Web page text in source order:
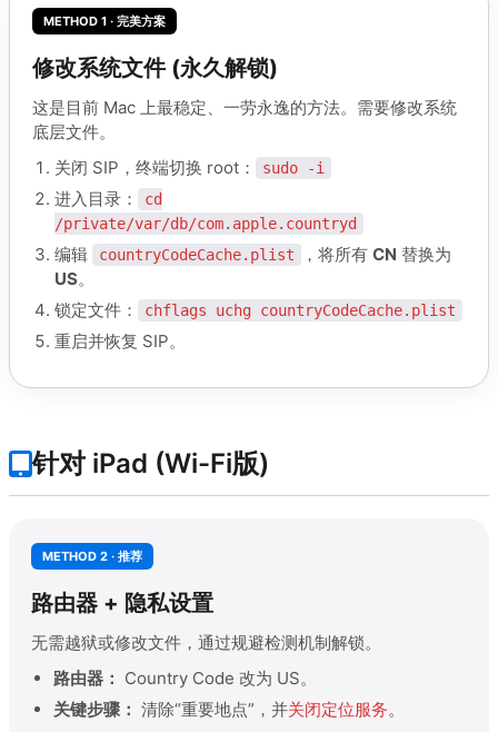
METHOD 1 · 完美方案
修改系统文件 (永久解锁)
这是目前 Mac 上最稳定、一劳永逸的方法。需要修改系统
底层文件。
关闭 SIP，终端切换 root：
sudo -i
进入目录：
cd
/private/var/db/com.apple.countryd
编辑 countryCodeCache.plist ，将所有 CN 替换为
US。
锁定文件：
chflags uchg countryCodeCache.plist
重启并恢复 SIP。
针对 iPad (Wi-Fi版)
METHOD 2 · 推荐
路由器 + 隐私设置
无需越狱或修改文件，通过规避检测机制解锁。
路由器： Country Code 改为 US。
关键步骤： 清除“重要地点”，并关闭定位服务。